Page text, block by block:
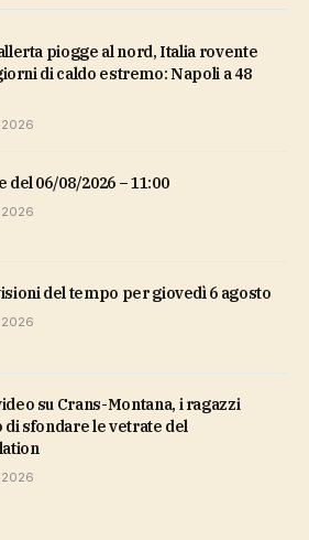
di caldo estremo: Napoli a 48
del 06/08/2026 – 11:00
del tempo per giovedì 6 agosto
di sfondare le vetrate del